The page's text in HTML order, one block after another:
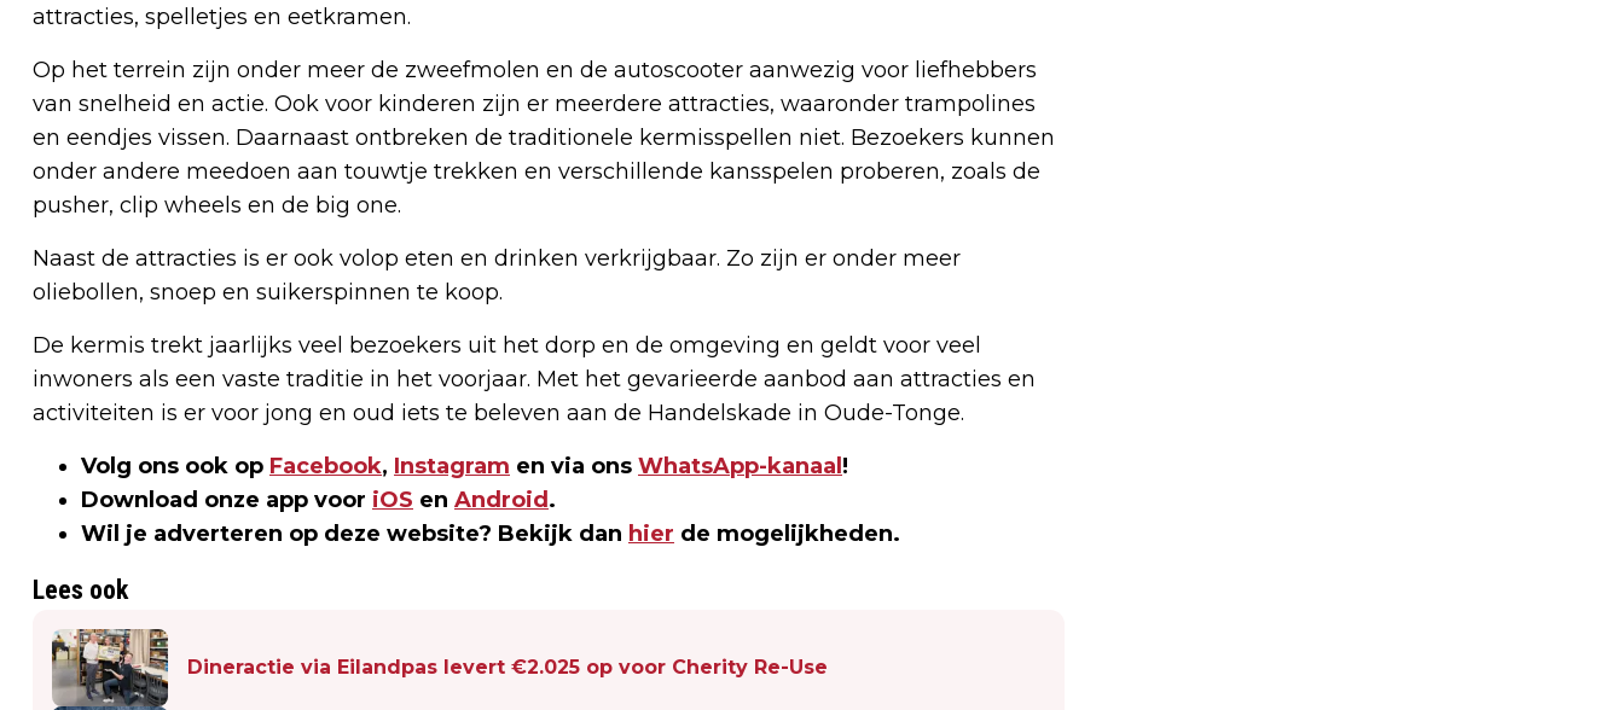
attracties, spelletjes en eetkramen.
Op het terrein zijn onder meer de zweefmolen en de autoscooter aanwezig voor liefhebbers
van snelheid en actie. Ook voor kinderen zijn er meerdere attracties, waaronder trampolines
en eendjes vissen. Daarnaast ontbreken de traditionele kermisspellen niet. Bezoekers kunnen
onder andere meedoen aan touwtje trekken en verschillende kansspelen proberen, zoals de
pusher, clip wheels en de big one.
Naast de attracties is er ook volop eten en drinken verkrijgbaar. Zo zijn er onder meer
oliebollen, snoep en suikerspinnen te koop.
De kermis trekt jaarlijks veel bezoekers uit het dorp en de omgeving en geldt voor veel
inwoners als een vaste traditie in het voorjaar. Met het gevarieerde aanbod aan attracties en
activiteiten is er voor jong en oud iets te beleven aan de Handelskade in Oude-Tonge.
Volg ons ook op Facebook, Instagram en via ons WhatsApp-kanaal!
Download onze app voor iOS en Android.
Wil je adverteren op deze website? Bekijk dan hier de mogelijkheden.
Lees ook
Dineractie via Eilandpas levert €2.025 op voor Cherity Re-Use